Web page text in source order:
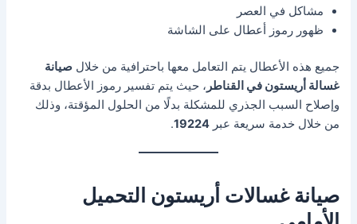
مشاكل في العصر
ظهور رموز أعطال على الشاشة
جميع هذه الأعطال يتم التعامل معها باحترافية من خلالصيانة
غسالة أريستون في القناطر ، حيث يتم تفسير رموز الأعطال بدقة
وإصلاح السبب الجذري للمشكلة بدلًا من الحلول المؤقتة، وذلك
من خلال خدمة سريعة عبر19224
.
صيانة غسالات أريستون التحميل